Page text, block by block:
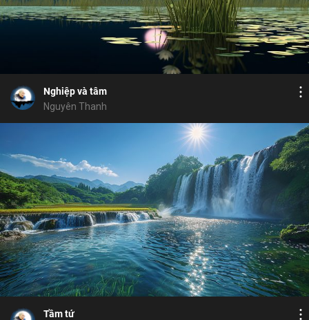
sân
17 9
Nghiệp và tâm
Nguyên Thanh
Bỏ chọn
Bình luận
Lưu
tư duy chánh tư duy nghiệp tầm tứ
10 12
Tầm tứ
Bỏ chọn
Bỏ chọn
Bỏ chọn
Bình luận
Lưu